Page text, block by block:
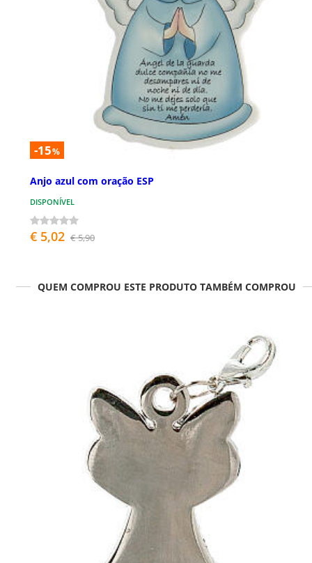
-15%
Anjo azul com oração ESP
DISPONÍVEL
€ 5,02 € 5,90
QUEM COMPROU ESTE PRODUTO TAMBÉM COMPROU